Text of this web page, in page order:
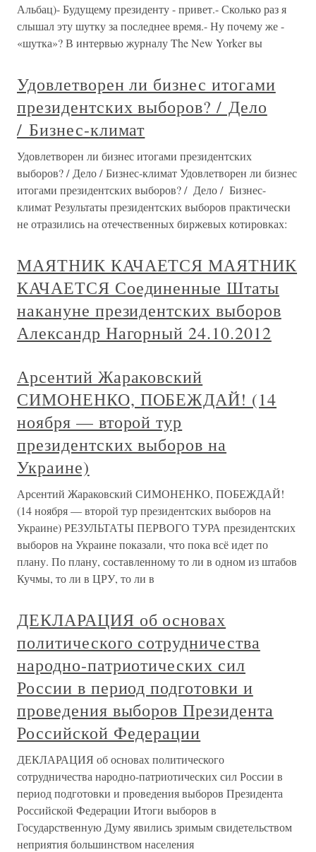
Альбац)- Будущему президенту - привет.- Сколько раз я
слышал эту шутку за последнее время.- Ну почему же -
«шутка»? В интервью журналу The New Yorker вы
Удовлетворен ли бизнес итогами
президентских выборов? / Дело
/ Бизнес-климат
Удовлетворен ли бизнес итогами президентских
выборов? / Дело / Бизнес-климат Удовлетворен ли бизнес
итогами президентских выборов? / Дело / Бизнес-
климат Результаты президентских выборов практически
не отразились на отечественных биржевых котировках:
МАЯТНИК КАЧАЕТСЯ МАЯТНИК
КАЧАЕТСЯ Соединенные Штаты
накануне президентских выборов
Александр Нагорный 24.10.2012
Арсентий Жараковский
СИМОНЕНКО, ПОБЕЖДАЙ! (14
ноября — второй тур
президентских выборов на
Украине)
Арсентий Жараковский СИМОНЕНКО, ПОБЕЖДАЙ!
(14 ноября — второй тур президентских выборов на
Украине) РЕЗУЛЬТАТЫ ПЕРВОГО ТУРА президентских
выборов на Украине показали, что пока всё идет по
плану. По плану, составленному то ли в одном из штабов
Кучмы, то ли в ЦРУ, то ли в
ДЕКЛАРАЦИЯ об основах
политического сотрудничества
народно-патриотических сил
России в период подготовки и
проведения выборов Президента
Российской Федерации
ДЕКЛАРАЦИЯ об основах политического
сотрудничества народно-патриотических сил России в
период подготовки и проведения выборов Президента
Российской Федерации Итоги выборов в
Государственную Думу явились зримым свидетельством
неприятия большинством населения